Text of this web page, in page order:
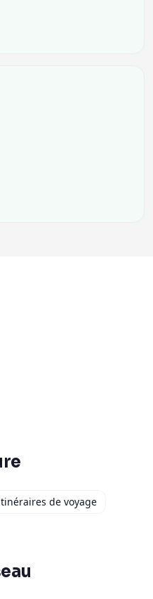
de voyage